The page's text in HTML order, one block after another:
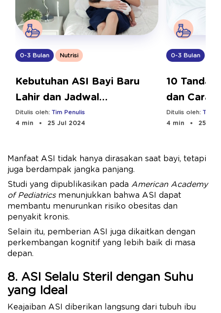
0-3 Bulan Nutrisi
Kebutuhan ASI Bayi Baru
Lahir dan Jadwal
Menyusuinya
Ditulis oleh: Tim Penulis
4 min
25 Jul 2024
0-3 Bulan
10 Tanda
dan Cara
Ditulis oleh: Tim
4 min
25 Jul
Manfaat ASI tidak hanya dirasakan saat bayi, tetapi
juga berdampak jangka panjang.
Studi yang dipublikasikan pada American Academy
of Pediatricsmenunjukkan bahwa ASI dapat
membantu menurunkan risiko obesitas dan
penyakit kronis.
Selain itu, pemberian ASI juga dikaitkan dengan
perkembangan kognitif yang lebih baik di masa
depan.
8. ASI Selalu Steril dengan Suhu
yang Ideal
Keajaiban ASI diberikan langsung dari tubuh ibu